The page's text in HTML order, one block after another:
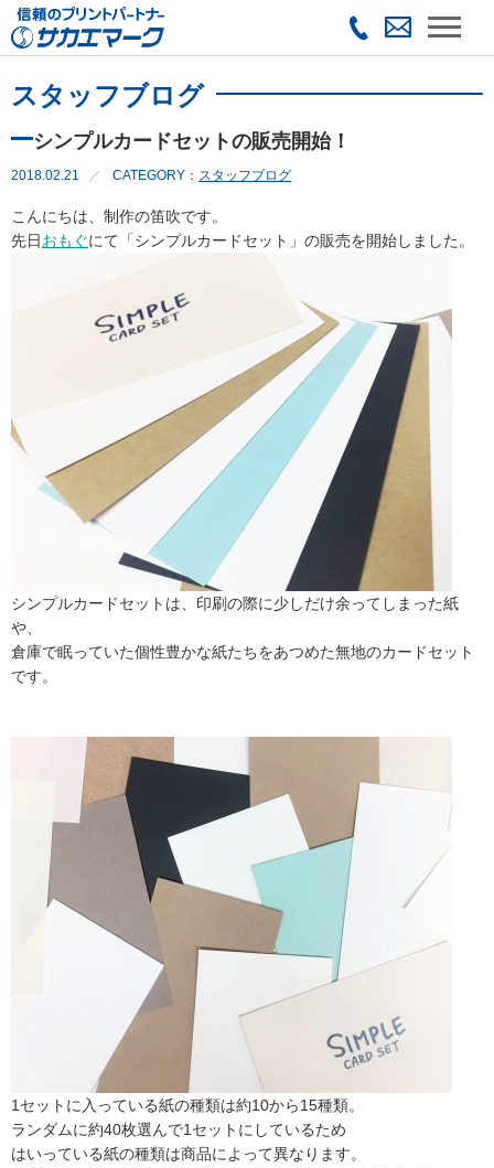
スタッフブログ
シンプルカードセットの販売開始！
2018.02.21 CATEGORY： スタッフブログ
こんにちは、制作の笛吹です。
先日おもぐにて「シンプルカードセット」の販売を開始しました。
シンプルカードセットは、印刷の際に少しだけ余ってしまった紙
や、
倉庫で眠っていた個性豊かな紙たちをあつめた無地のカードセット
です。
1セットに入っている紙の種類は約10から15種類。
ランダムに約40枚選んで1セットにしているため
はいっている紙の種類は商品によって異なります。